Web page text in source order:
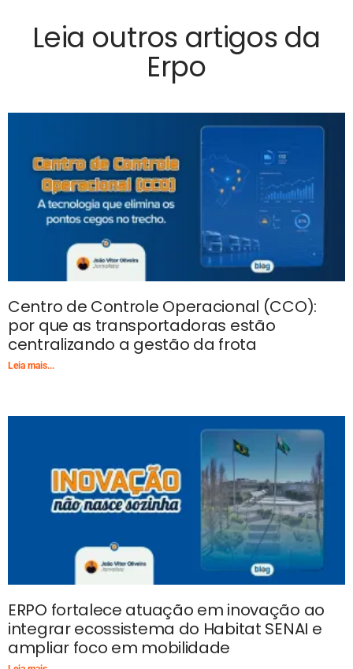
Leia outros artigos da
Erpo
Centro de Controle Operacional (CCO):
por que as transportadoras estão
centralizando a gestão da frota
Leia mais...
ERPO fortalece atuação em inovação ao
integrar ecossistema do Habitat SENAI e
ampliar foco em mobilidade